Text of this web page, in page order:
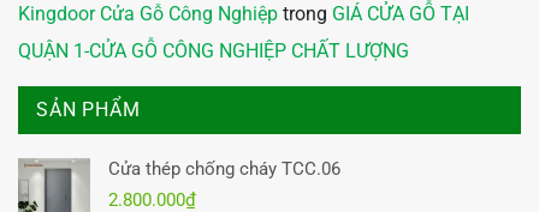
Kingdoor Cửa Gỗ Công Nghiệp trong GIÁ CỬA GỖ TẠI
QUẬN 1-CỬA GỖ CÔNG NGHIỆP CHẤT LƯỢNG
SẢN PHẨM
Cửa thép chống cháy TCC.06
2.800.000₫